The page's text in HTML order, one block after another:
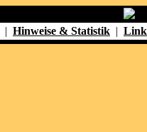
| Hinweise & Statistik |